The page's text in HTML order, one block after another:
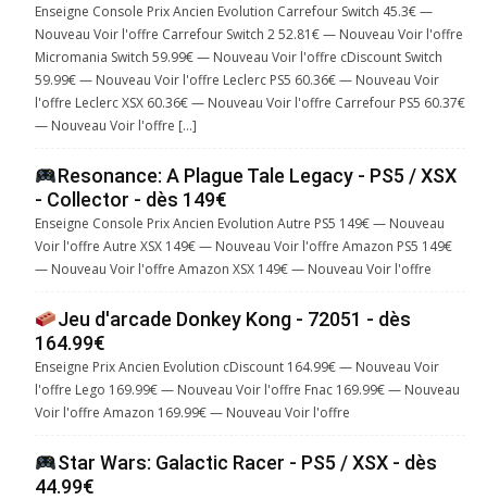
Enseigne Console Prix Ancien Evolution Carrefour Switch 45.3€ —
Nouveau Voir l'offre Carrefour Switch 2 52.81€ — Nouveau Voir l'offre
Micromania Switch 59.99€ — Nouveau Voir l'offre cDiscount Switch
59.99€ — Nouveau Voir l'offre Leclerc PS5 60.36€ — Nouveau Voir
l'offre Leclerc XSX 60.36€ — Nouveau Voir l'offre Carrefour PS5 60.37€
— Nouveau Voir l'offre […]
Resonance: A Plague Tale Legacy - PS5 / XSX
- Collector - dès 149€
Enseigne Console Prix Ancien Evolution Autre PS5 149€ — Nouveau
Voir l'offre Autre XSX 149€ — Nouveau Voir l'offre Amazon PS5 149€
— Nouveau Voir l'offre Amazon XSX 149€ — Nouveau Voir l'offre
Jeu d'arcade Donkey Kong - 72051 - dès
164.99€
Enseigne Prix Ancien Evolution cDiscount 164.99€ — Nouveau Voir
l'offre Lego 169.99€ — Nouveau Voir l'offre Fnac 169.99€ — Nouveau
Voir l'offre Amazon 169.99€ — Nouveau Voir l'offre
Star Wars: Galactic Racer - PS5 / XSX - dès
44.99€